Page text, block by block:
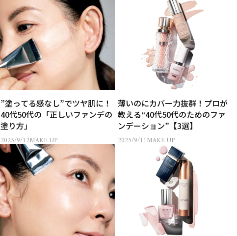
”塗ってる感なし”でツヤ肌に！
40代50代の「正しいファンデの
塗り方」
2025/9/12MAKE UP
薄いのにカバー力抜群！プロが
教える“40代50代のためのファ
ンデーション”【3選】
2025/9/11MAKE UP